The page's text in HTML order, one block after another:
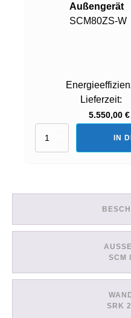
Außengerät
SCM80ZS-W
Lieferzeit:
5.550,00 €
Set:
Innengeräte
+
Menge
IN
SCM
SRK